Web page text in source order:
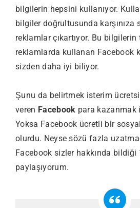
bilgilerin hepsini kullanıyor.
bilgiler doğrultusunda karşınıza
reklamlar çıkartıyor. Bu bilgilerin
reklamlarda kullanan Facebook
sizden daha iyi biliyor.
Şunu da belirtmek isterim
veren Facebook para kazanmak
Yoksa Facebook ücretli bir
olurdu. Neyse sözü fazla
Facebook sizler hakkında
paylaşıyorum.